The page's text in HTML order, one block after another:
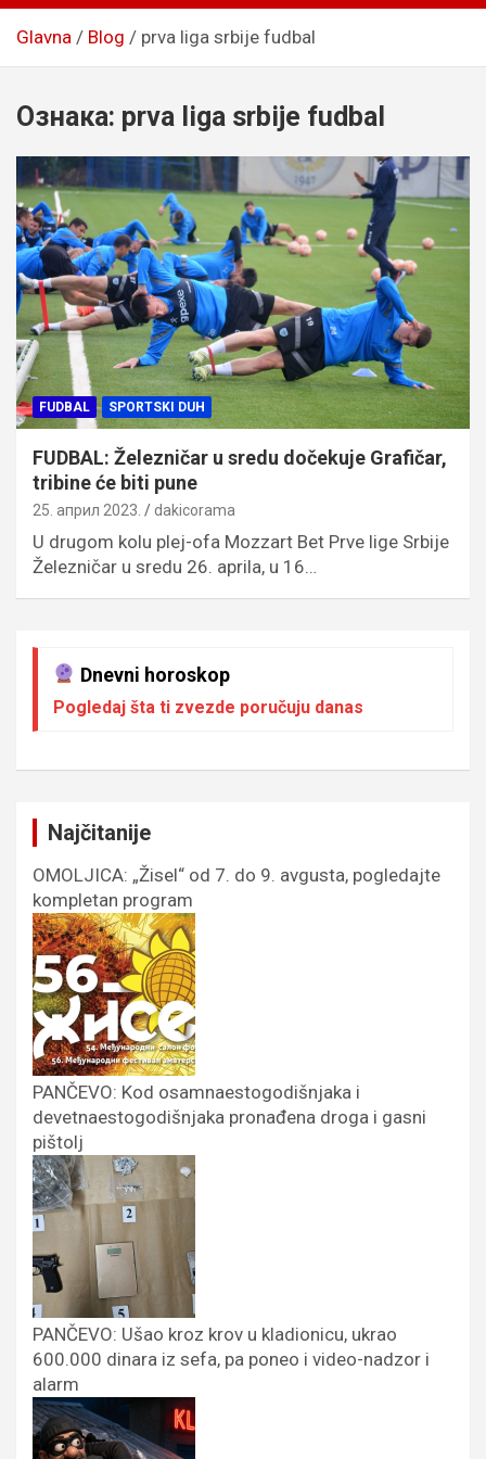
Glavna Blog prva liga srbije fudbal
Ознака: prva liga srbije fudbal
FUDBAL SPORTSKI DUH
FUDBAL: Železničar u sredu dočekuje Grafičar,
tribine će biti pune
25. април 2023. dakicorama
U drugom kolu plej-ofa Mozzart Bet Prve lige Srbije
Železničar u sredu 26. aprila, u 16…
Dnevni horoskop
Pogledaj šta ti zvezde poručuju danas
Najčitanije
OMOLJICA: „Žisel“ od 7. do 9. avgusta, pogledajte
kompletan program
PANČEVO: Kod osamnaestogodišnjaka i
devetnaestogodišnjaka pronađena droga i gasni
pištolj
PANČEVO: Ušao kroz krov u kladionicu, ukrao
600.000 dinara iz sefa, pa poneo i video-nadzor i
alarm